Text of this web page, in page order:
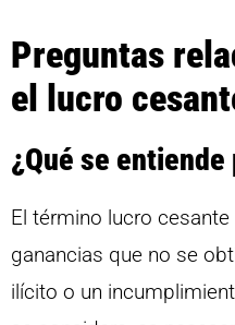
Preguntas
el lucro
¿Qué se
El término lucro
ganancias que no se
ilícito o un